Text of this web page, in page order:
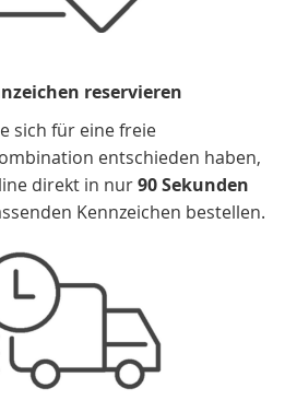
reservieren
sich für eine freie
entschieden haben,
direkt in nur90 Sekunden
Kennzeichen bestellen.